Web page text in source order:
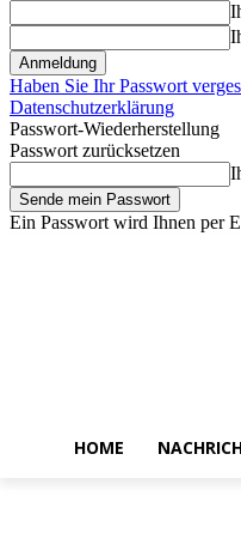
Haben Sie Ihr Passwort
Datenschutzerklärung
Passwort-Wiederherstellung
Passwort zurücksetzen
Ein Passwort wird Ihnen per
HOME